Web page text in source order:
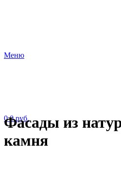
Меню
00руб.
Фасады из
камня